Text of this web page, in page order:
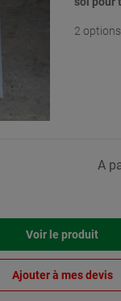
2
A
Voir le produit
Ajouter à mes devis